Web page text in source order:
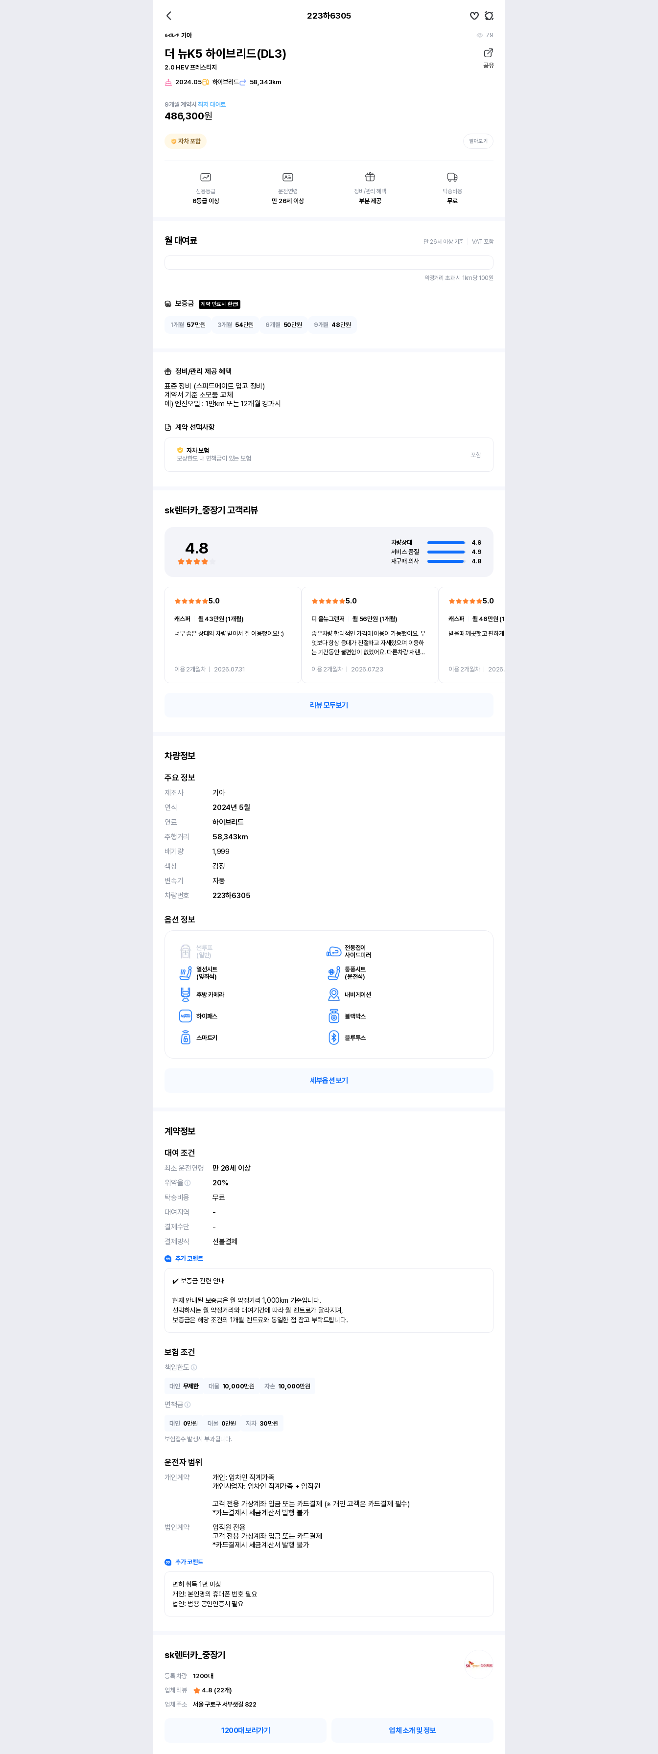
223하6305
기아 79
더 뉴K5 하이브리드(DL3)
2.0 HEV 프레스티지 공유
2024.05 하이브리드 58,343km
9개월 계약시최저 대여료
486,300원
자차 포함 알아보기
신용등급
6등급 이상
운전연령
만 26세 이상
정비/관리 혜택
부분 제공
탁송비용
무료
월 대여료 만 26세 이상 기준 VAT 포함
약정거리 초과 시 1km당 100원
보증금 계약 만료시 환급!
1개월 57만원 3개월 54만원 6개월 50만원 9개월 48만원
정비/관리 제공 혜택
표준 정비 (스피드메이트 입고 정비)
계약서 기준 소모품 교체
예) 엔진오일 : 1만km 또는 12개월 경과시
계약 선택사항
자차 보험
보상한도 내 면책금이 있는 보험
포함
sk렌터카_중장기 고객리뷰
4.8 차량상태
4.9
서비스 품질
4.9
재구매 의사
4.8
5.0
캐스퍼
월 43만원 (1개월)
너무 좋은 상태의 차량 받아서 잘 이용했어요! :)
이용 2개월차ㅣ 2026.07.31
5.0
디 올뉴그랜저 ㅣ월 56만원 (1개월)
좋은차량 합리적인 가격에 이용이 가능했어요. 무
엇보다 항상 응대가 친절하고 자세했으며 이용하
는 기간동안 불편함이 없었어요. 다른차량 재렌트
카 렌트 고민없이 강추합니다!!
이용 2개월차ㅣ 2026.07.23
5.0
캐스퍼
월 46만원 (1개월)
받을때 깨끗햇고 편하게 잘이용했습니다!
이용 2개월차ㅣ 2026.07.08
리뷰 모두보기
차량정보
주요 정보
제조사
기아
연식
2024년 5월
연료
하이브리드
주행거리
58,343km
배기량
1,999
색상
검정
변속기
자동
차량번호
223하6305
옵션 정보
썬루프
(일반)
전동접이
사이드미러
열선시트
(앞좌석)
통풍시트
(운전석)
후방 카메라 내비게이션
하이패스 블랙박스
스마트키 블루투스
세부옵션 보기
계약정보
대여 조건
최소 운전연령
만 26세 이상
위약율
20%
탁송비용
무료
대여지역
-
결제수단
-
결제방식
선불결제
추가 코멘트
✔️ 보증금 관련 안내
현재 안내된 보증금은 월 약정거리 1,000km 기준입니다.
선택하시는 월 약정거리와 대여기간에 따라 월 렌트료가 달라지며,
보증금은 해당 조건의 1개월 렌트료와 동일한 점 참고 부탁드립니다.
보험 조건
책임한도
대인 무제한 대물 10,000만원 자손 10,000만원
면책금
대인 0만원 대물 0만원 자차 30만원
보험접수 발생시 부과됩니다.
운전자 범위
개인계약
개인: 임차인 직계가족
개인사업자: 임차인 직계가족 + 임직원
고객 전용 가상계좌 입금 또는 카드결제 (※ 개인 고객은 카드결제 필수)
*카드결제시 세금계산서 발행 불가
법인계약
임직원 전용
고객 전용 가상계좌 입금 또는 카드결제
*카드결제시 세금계산서 발행 불가
추가 코멘트
면허 취득 1년 이상
개인: 본인명의 휴대폰 번호 필요
법인: 범용 공인인증서 필요
sk렌터카_중장기
등록 차량 1200대
업체 리뷰
4.8 (22개)
업체 주소
서울 구로구 서부샛길 822
1200대 보러가기 업체 소개 및 정보